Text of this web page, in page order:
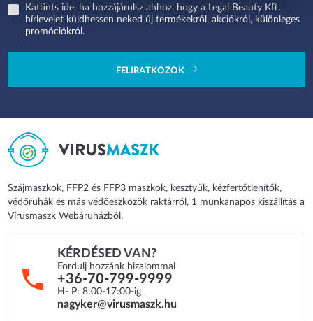
Kattints ide, ha hozzájárulsz ahhoz, hogy a Legal Beauty Kft.
hírlevelet küldhessen neked új termékekről, akciókról, különleges
promóciókról.
FELIRATKOZOK
Szájmaszkok, FFP2 és FFP3 maszkok, kesztyűk, kézfertőtlenítők,
védőruhák és más védőeszközök raktárról, 1 munkanapos kiszállítás a
Vírusmaszk Webáruházból.
KÉRDÉSED VAN?
Fordulj hozzánk bizalommal
+36-70-799-9999
H- P: 8:00-17:00-ig
nagyker@virusmaszk.hu